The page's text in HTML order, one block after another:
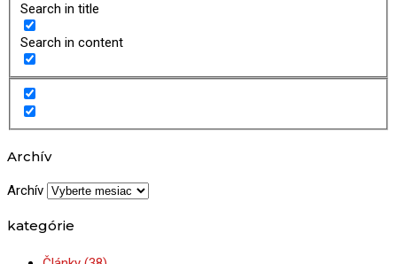
Search in title
Search in content
Archív
Archív
kategórie